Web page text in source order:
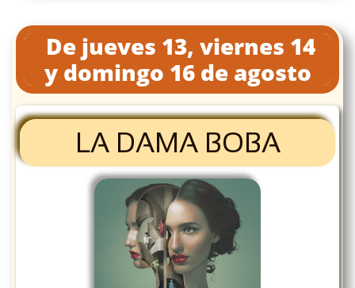
De jueves 13, viernes 14
y domingo 16 de agosto
LA DAMA BOBA